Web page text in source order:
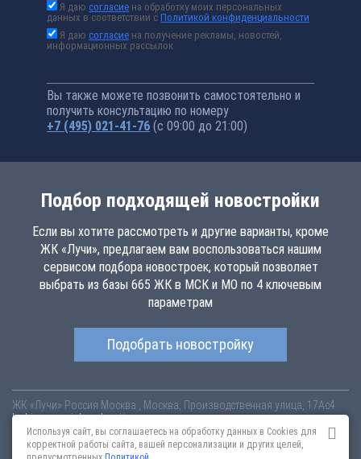
Я даюсогласие на обработку моих персональных
данных в соответствии сПолитикой конфиденциальности
Я даюсогласие на получение рекламы, новостей,
информационных рассылок
Вы также можете позвонить самостоятельно и
получить консультацию по номеру
+7 (495) 021-41-76 (с 09:00 до 21:00)
Подбор подходящей новостройки
Если вы хотите рассмотреть и другие варианты, кроме
ЖК «Лучи», предлагаем вам воспользоваться нашим
сервисом подбора новостроек, который позволяет
выбрать из базы 665 ЖК в МСК и МО по 4 ключевым
параметрам
Подобрать новостройку
ЖК «Лучи» Россия Москва
, Москва, Производственная улица, 17Ас4
luchi.novopoisk.msk.ruКупить квартиру в новом жилом комплексе
«Лучи» от «ЛСР. Недвижимость - Москва» в районе Солнцево. Квартиры
различных планировок от 7.57 млн рублей!
Используя сайт, вы соглашаетесь на обработку данных в Cookies для
корректной работы сайта, вашей персонализации и других целей,